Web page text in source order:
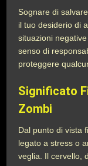
Sognare di
il tuo desiderio di
situazioni
senso di
proteggere
Significato
Zombi
Dal punto di vista
legato a stress o
veglia. Il cervello,